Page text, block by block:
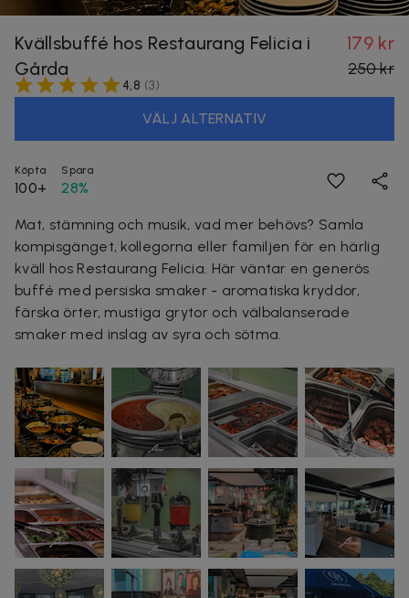
Kvällsbuffé hos Restaurang Felicia i
Gårda
179 kr
250 kr
4,8 (3)
VÄLJ ALTERNATIV
Köpta
100+
Spara
28%
Mat, stämning och musik, vad mer behövs? Samla
kompisgänget, kollegorna eller familjen för en härlig
kväll hos Restaurang Felicia. Här väntar en generös
buffé med persiska smaker - aromatiska kryddor,
färska örter, mustiga grytor och välbalanserade
smaker med inslag av syra och sötma.